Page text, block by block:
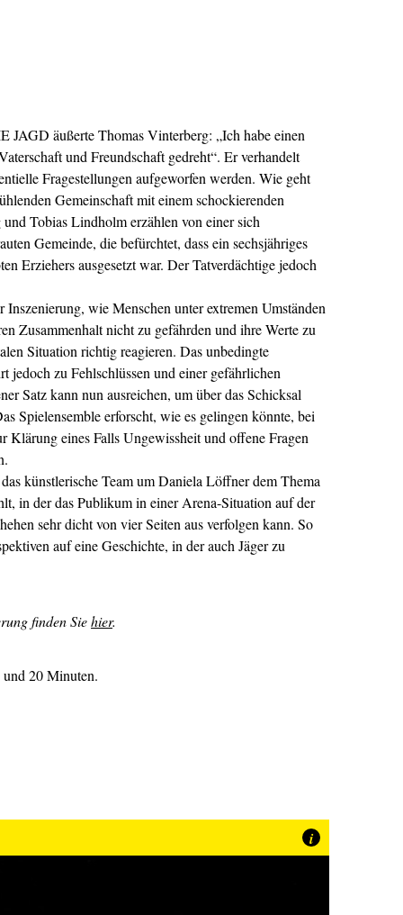
JAGD äußerte Thomas Vinterberg: „Ich habe einen
und Freundschaft gedreht“. Er verhandelt
Fragestellungen aufgeworfen werden. Wie geht
Gemeinschaft mit einem schockierenden
Tobias Lindholm erzählen von einer sich
Gemeinde, die befürchtet, dass ein sechsjähriges
Erziehers ausgesetzt war. Der Tatverdächtige jedoch
wie Menschen unter extremen Umständen
Zusammenhalt nicht zu gefährden und ihre Werte zu
Situation richtig reagieren. Das unbedingte
jedoch zu Fehlschlüssen und einer gefährlichen
Satz kann nun ausreichen, um über das Schicksal
Spielensemble erforscht, wie es gelingen könnte, bei
Klärung eines Falls Ungewissheit und offene Fragen
künstlerische Team um Daniela Löffner dem Thema
in der das Publikum in einer Arena-Situation auf der
sehr dicht von vier Seiten aus verfolgen kann. So
auf eine Geschichte, in der auch Jäger zu
finden Siehier.
20 Minuten.
i